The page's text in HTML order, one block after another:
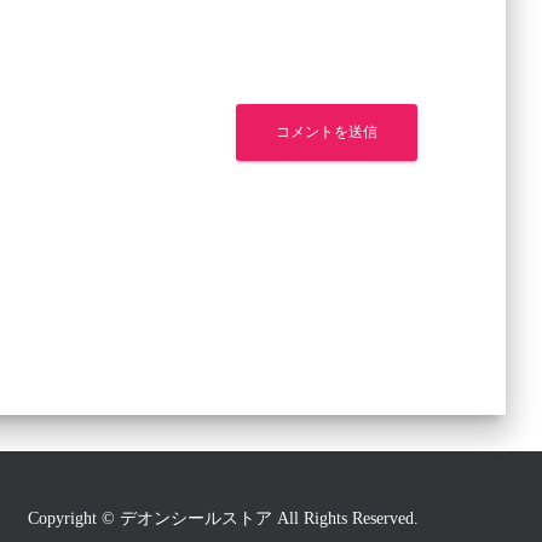
Copyright © デオンシールストア All Rights Reserved.